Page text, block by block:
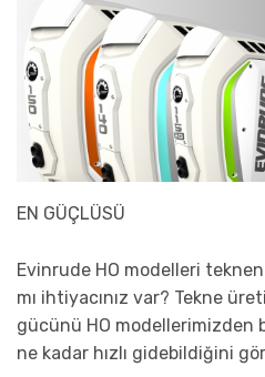
EN GÜÇLÜSÜ
Evinrude HO modelleri
mı ihtiyacınız var? Tekne
gücünü HO modellerimizden
ne kadar hızlı gidebildiğini